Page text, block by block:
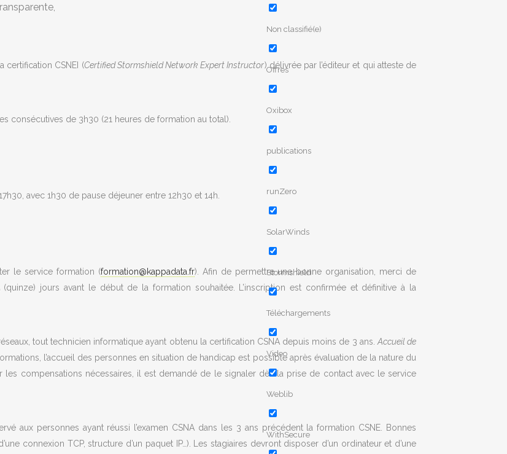
Non classifié(e)
Offres
Oxibox
publications
runZero
SolarWinds
Stormshield
Téléchargements
Video
Weblib
WithSecure
certification CSNEI (Certified Stormshield Network Expert Instructor) délivrée par l’éditeur et qui atteste de
consécutives de 3h30 (21 heures de formation au total).
avec 1h30 de pause déjeuner entre 12h30 et 14h.
le service formation (formation@kappadata.fr). Afin de permettre une bonne organisation, merci de
jours avant le début de la formation souhaitée. L’inscription est confirmée et définitive à la
tout technicien informatique ayant obtenu la certification CSNA depuis moins de 3 ans. Accueil de
l’accueil des personnes en situation de handicap est possible après évaluation de la nature du
les compensations nécessaires, il est demandé de le signaler dès la prise de contact avec le service
aux personnes ayant réussi l’examen CSNA dans les 3 ans précédent la formation CSNE. Bonnes
connexion TCP, structure d’un paquet IP…). Les stagiaires devront disposer d’un ordinateur et d’une